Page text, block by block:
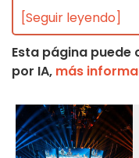
[Seguir leyendo]
Esta página
por IA, más